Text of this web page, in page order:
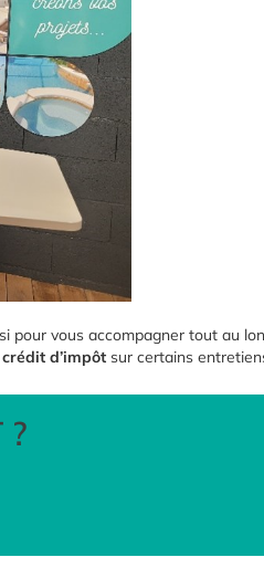
pour vous accompagner tout au
d’impôt sur certains
?